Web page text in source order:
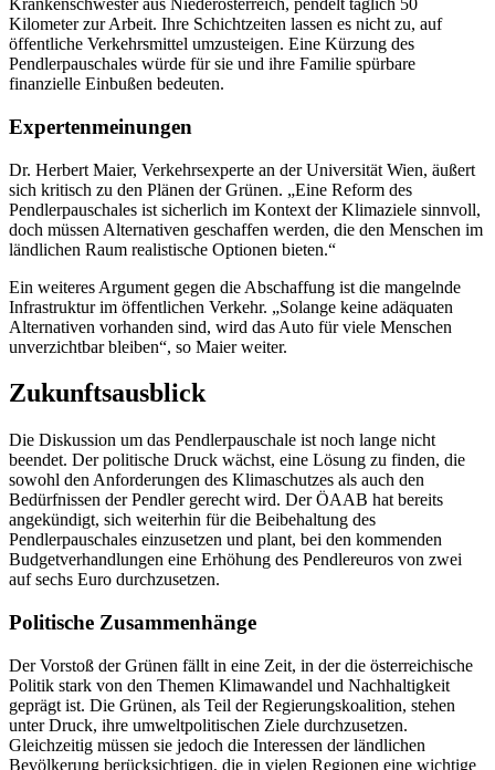
Krankenschwester aus Niederösterreich, pendelt täglich 50
Kilometer zur Arbeit. Ihre Schichtzeiten lassen es nicht zu, auf
öffentliche Verkehrsmittel umzusteigen. Eine Kürzung des
Pendlerpauschales würde für sie und ihre Familie spürbare
finanzielle Einbußen bedeuten.
Expertenmeinungen
Dr. Herbert Maier, Verkehrsexperte an der Universität Wien, äußert
sich kritisch zu den Plänen der Grünen. „Eine Reform des
Pendlerpauschales ist sicherlich im Kontext der Klimaziele sinnvoll,
doch müssen Alternativen geschaffen werden, die den Menschen im
ländlichen Raum realistische Optionen bieten.“
Ein weiteres Argument gegen die Abschaffung ist die mangelnde
Infrastruktur im öffentlichen Verkehr. „Solange keine adäquaten
Alternativen vorhanden sind, wird das Auto für viele Menschen
unverzichtbar bleiben“, so Maier weiter.
Zukunftsausblick
Die Diskussion um das Pendlerpauschale ist noch lange nicht
beendet. Der politische Druck wächst, eine Lösung zu finden, die
sowohl den Anforderungen des Klimaschutzes als auch den
Bedürfnissen der Pendler gerecht wird. Der ÖAAB hat bereits
angekündigt, sich weiterhin für die Beibehaltung des
Pendlerpauschales einzusetzen und plant, bei den kommenden
Budgetverhandlungen eine Erhöhung des Pendlereuros von zwei
auf sechs Euro durchzusetzen.
Politische Zusammenhänge
Der Vorstoß der Grünen fällt in eine Zeit, in der die österreichische
Politik stark von den Themen Klimawandel und Nachhaltigkeit
geprägt ist. Die Grünen, als Teil der Regierungskoalition, stehen
unter Druck, ihre umweltpolitischen Ziele durchzusetzen.
Gleichzeitig müssen sie jedoch die Interessen der ländlichen
Bevölkerung berücksichtigen, die in vielen Regionen eine wichtige